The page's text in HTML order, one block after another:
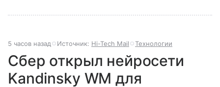
5 часов назад Источник: Hi-Tech Mail Технологии
Сбер открыл нейросети
Kandinsky WM для